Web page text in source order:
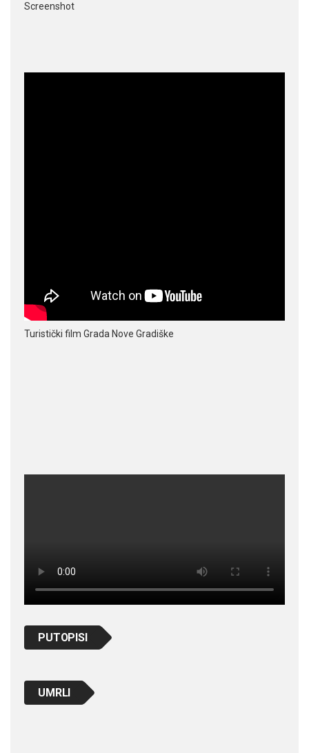
Screenshot
Turistički film Grada Nove Gradiške
PUTOPISI
UMRLI